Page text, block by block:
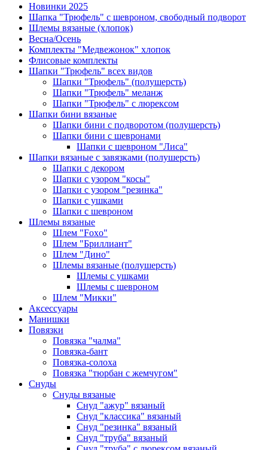
Новинки 2025
Шапка "Трюфель" с шевроном, свободный подворот
Шлемы вязаные (хлопок)
Весна/Осень
Комплекты "Медвежонок" хлопок
Флисовые комплекты
Шапки "Трюфель" всех видов
Шапки "Трюфель" (полушерсть)
Шапки "Трюфель" меланж
Шапки "Трюфель" с люрексом
Шапки бини вязаные
Шапки бини с подворотом (полушерсть)
Шапки бини с шевронами
Шапки с шевроном "Лиса"
Шапки вязаные с завязками (полушерсть)
Шапки с декором
Шапки с узором "косы"
Шапки с узором "резинка"
Шапки с ушками
Шапки с шевроном
Шлемы вязаные
Шлем "Foxo"
Шлем "Бриллиант"
Шлем "Дино"
Шлемы вязаные (полушерсть)
Шлемы с ушками
Шлемы с шевроном
Шлем "Микки"
Аксессуары
Манишки
Повязки
Повязка "чалма"
Повязка-бант
Повязка-солоха
Повязка "тюрбан с жемчугом"
Снуды
Снуды вязаные
Снуд "ажур" вязаный
Снуд "классика" вязаный
Снуд "резинка" вязаный
Снуд "труба" вязаный